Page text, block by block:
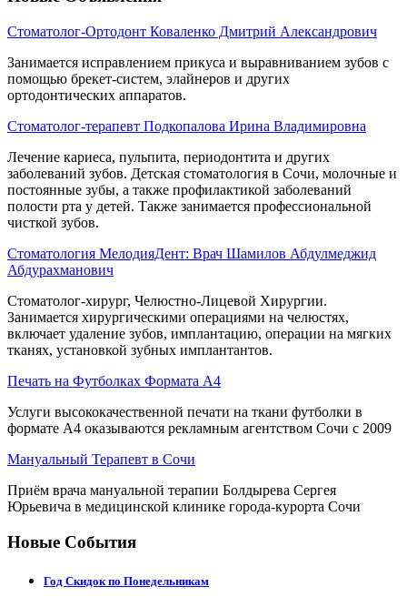
Стоматолог-Ортодонт Коваленко Дмитрий Александрович
Занимается исправлением прикуса и выравниванием зубов с
помощью брекет-систем, элайнеров и других
ортодонтических аппаратов.
Стоматолог-терапевт Подкопалова Ирина Владимировна
Лечение кариеса, пульпита, периодонтита и других
заболеваний зубов. Детская стоматология в Сочи, молочные и
постоянные зубы, а также профилактикой заболеваний
полости рта у детей. Также занимается профессиональной
чисткой зубов.
Стоматология МелодияДент: Врач Шамилов Абдулмеджид
Абдурахманович
Стоматолог-хирург, Челюстно-Лицевой Хирургии.
Занимается хирургическими операциями на челюстях,
включает удаление зубов, имплантацию, операции на мягких
тканях, установкой зубных имплантантов.
Печать на Футболках Формата А4
Услуги высококачественной печати на ткани футболки в
формате А4 оказываются рекламным агентством Сочи с 2009
Мануальный Терапевт в Сочи
Приём врача мануальной терапии Болдырева Сергея
Юрьевича в медицинской клинике города-курорта Сочи
Новые События
Год Скидок по Понедельникам